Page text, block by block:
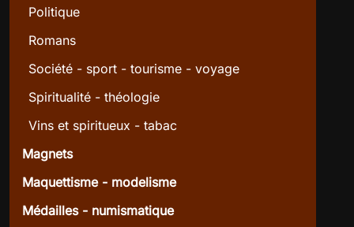
Politique
Romans
Société - sport - tourisme - voyage
Spiritualité - théologie
Vins et spiritueux - tabac
Magnets
Maquettisme - modelisme
Médailles - numismatique